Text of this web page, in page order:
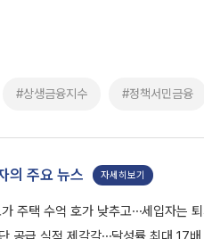
#상생금융지수 #정책서민금융
의 주요 뉴스 자세히보기
가 주택 수억 호가 낮추고⋯세입자는